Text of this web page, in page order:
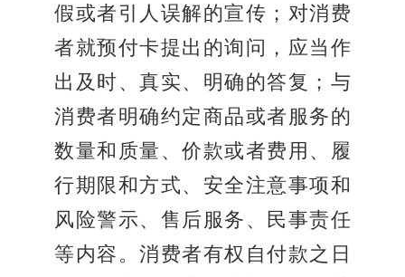
假或者引人误解的宣传；对消费
者就预付卡提出的询问，应当作
出及时、真实、明确的答复；与
消费者明确约定商品或者服务的
数量和质量、价款或者费用、履
行期限和方式、安全注意事项和
风险警示、售后服务、民事责任
等内容。消费者有权自付款之日